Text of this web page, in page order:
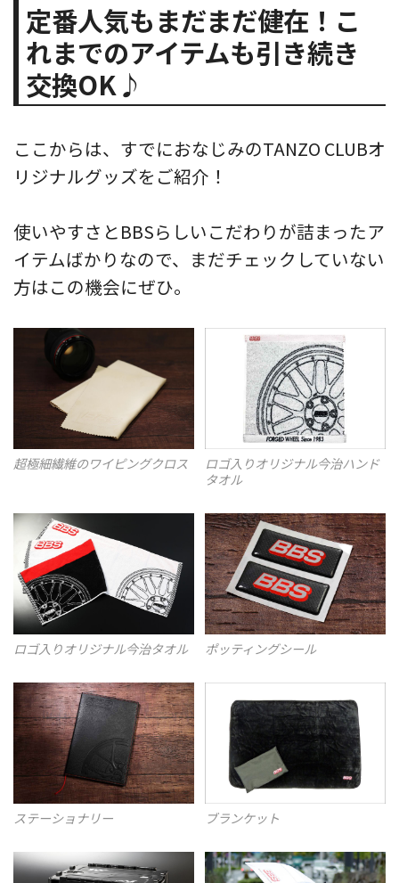
定番人気もまだまだ健在！こ
れまでのアイテムも引き続き
交換OK♪
ここからは、すでにおなじみのTANZO CLUBオ
リジナルグッズをご紹介！
使いやすさとBBSらしいこだわりが詰まったア
イテムばかりなので、まだチェックしていない
方はこの機会にぜひ。
超極細繊維のワイピングクロス
ロゴ入りオリジナル今治ハンド
タオル
ロゴ入りオリジナル今治タオル ポッティングシール
ステーショナリー ブランケット